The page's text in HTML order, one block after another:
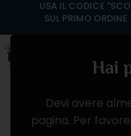
Hai
Devi avere
pagina. Per
USA IL CODICE
SUL PRIMO